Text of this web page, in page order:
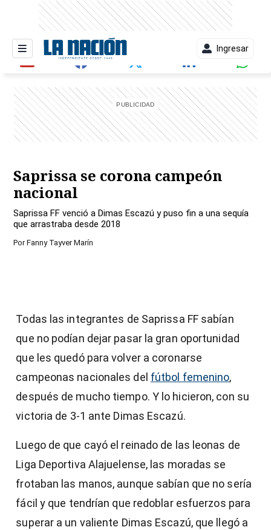
Ingresar
Saprissa se corona campeón
nacional
Saprissa FF venció a Dimas Escazú y puso fin a una sequía
que arrastraba desde 2018
Por Fanny Tayver Marín
Todas las integrantes de Saprissa FF sabían
que no podían dejar pasar la gran oportunidad
que les quedó para volver a coronarse
campeonas nacionales del fútbol femenino,
después de mucho tiempo. Y lo hicieron, con su
victoria de 3-1 ante Dimas Escazú.
Luego de que cayó el reinado de las leonas de
Liga Deportiva Alajuelense, las moradas se
frotaban las manos, aunque sabían que no sería
fácil y que tendrían que redoblar esfuerzos para
superar a un valiente Dimas Escazú, que llegó a